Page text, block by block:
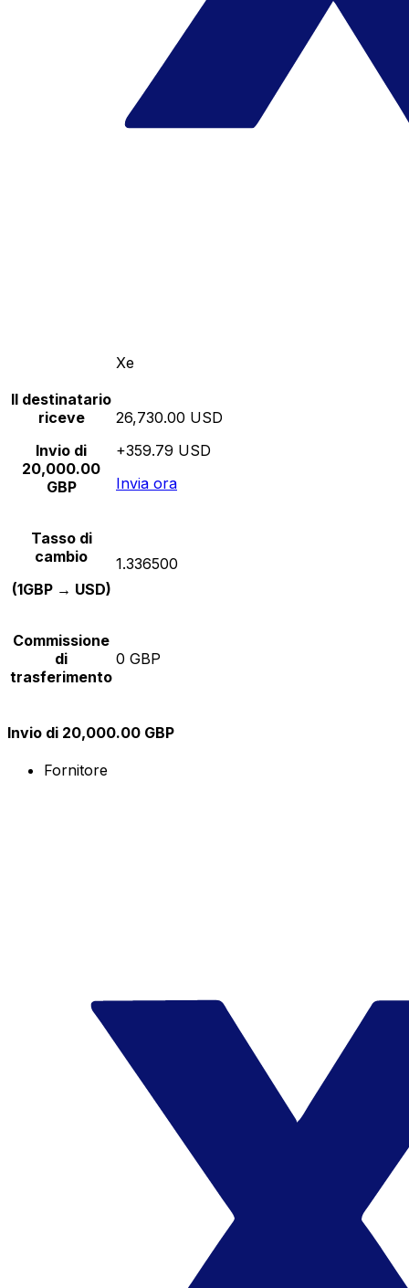
Xe
Il destinatario
riceve
Invio di
20,000.00
GBP
26,730.00 USD
+359.79 USD
Invia ora
Tasso di
cambio
(1GBP → USD)
1.336500
Commissione
di
trasferimento
0 GBP
Invio di 20,000.00 GBP
Fornitore